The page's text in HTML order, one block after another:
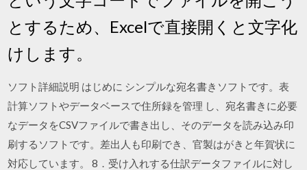
とするため、Excelで直接開くと文字化
けします。
ソフト詳細説明 はじめに シンプルな宛名書きソフトです。表
計算ソフトやデータベースで住所録を管理 し、宛名書きに必要
なデータをCSVファイルで書き出し、そのデータを読み込み印
刷するソフトです。差出人も印刷でき、官製はがきと年賀状に
対応しています。 8．受け入れする仕訳データファイルに対し